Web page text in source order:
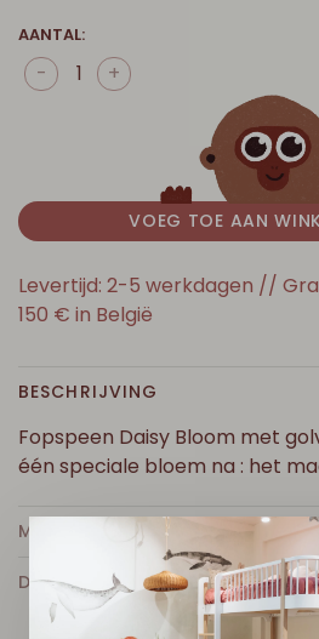
AANTAL:
+
-
VOEG TOE AAN
Levertijd: 2-5 werkdagen //
150 € in België
BESCHRIJVING
Fopspeen Daisy Bloom met
één speciale bloem na : het
MEER INFO
DETAILS